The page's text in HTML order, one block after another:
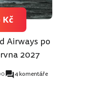
Airways po
2027
4 komentáře
Kč